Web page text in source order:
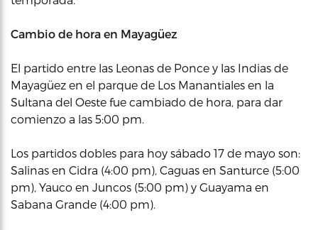
Cambio de hora en Mayagüez
El partido entre las Leonas de Ponce y las Indias de
Mayagüez en el parque de Los Manantiales en la
Sultana del Oeste fue cambiado de hora, para dar
comienzo a las 5:00 pm.
Los partidos dobles para hoy sábado 17 de mayo son:
Salinas en Cidra (4:00 pm), Caguas en Santurce (5:00
pm), Yauco en Juncos (5:00 pm) y Guayama en
Sabana Grande (4:00 pm).